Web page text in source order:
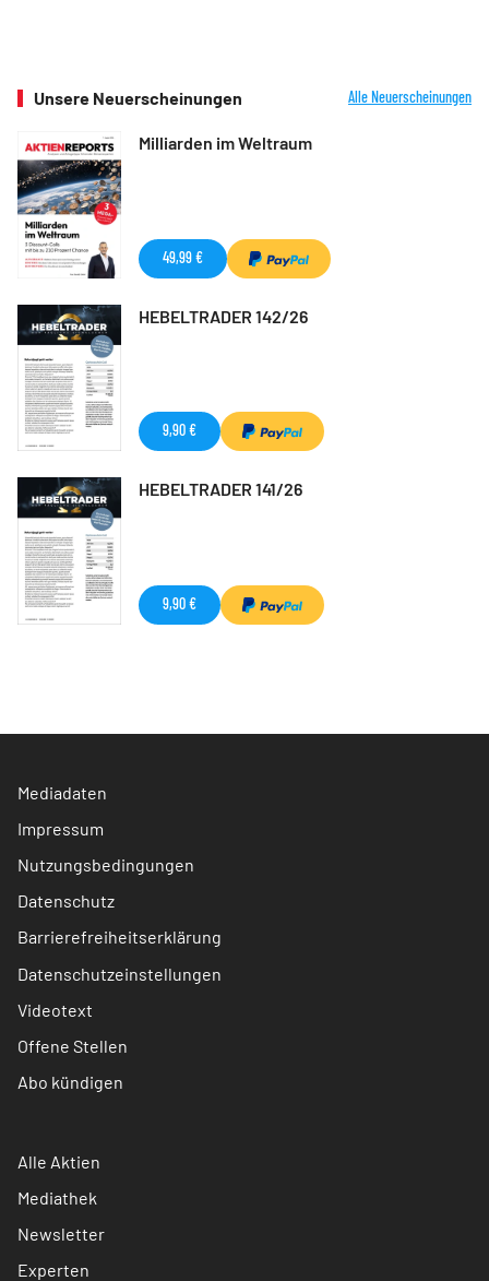
Unsere Neuerscheinungen Alle Neuerscheinungen
Milliarden im Weltraum
49,99 €
HEBELTRADER 142/26
9,90 €
HEBELTRADER 141/26
9,90 €
Mediadaten
Impressum
Nutzungsbedingungen
Datenschutz
Barrierefreiheitserklärung
Datenschutzeinstellungen
Videotext
Offene Stellen
Abo kündigen
Alle Aktien
Mediathek
Newsletter
Experten